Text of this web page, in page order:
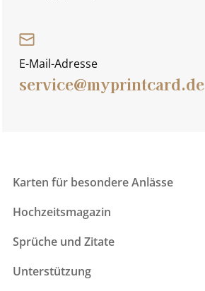
E-Mail-Adresse
service@myprintcard.de
Karten für besondere Anlässe
Hochzeitsmagazin
Sprüche und Zitate
Unterstützung